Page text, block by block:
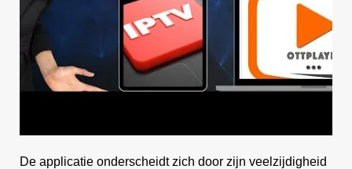
De applicatie onderscheidt zich door zijn veelzijdigheid